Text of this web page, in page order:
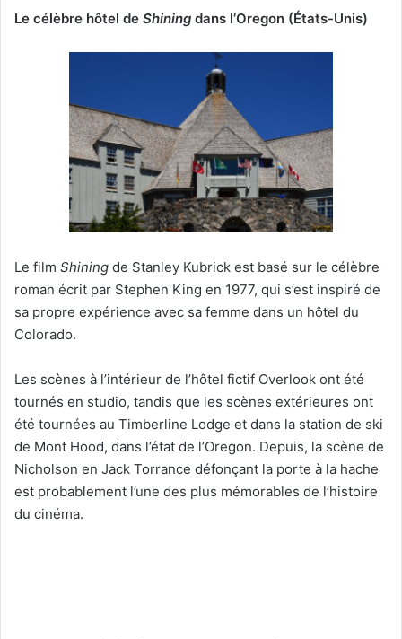
Le célèbre hôtel de Shining dans l’Oregon (États-Unis)
Le film Shining de Stanley Kubrick est basé sur le célèbre
roman écrit par Stephen King en 1977, qui s’est inspiré de
sa propre expérience avec sa femme dans un hôtel du
Colorado.
Les scènes à l’intérieur de l’hôtel fictif Overlook ont été
tournés en studio, tandis que les scènes extérieures ont
été tournées au Timberline Lodge et dans la station de ski
de Mont Hood, dans l’état de l’Oregon. Depuis, la scène de
Nicholson en Jack Torrance défonçant la porte à la hache
est probablement l’une des plus mémorables de l’histoire
du cinéma.